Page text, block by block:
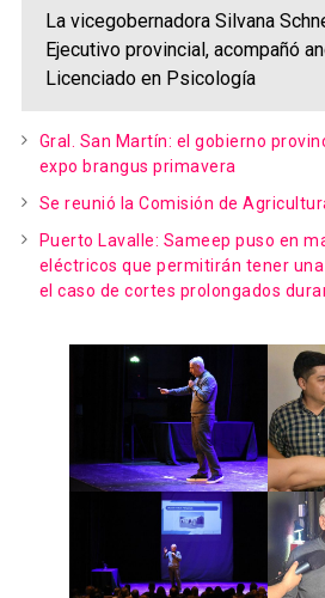
La vicegobernadora Silvana
Ejecutivo provincial, acompañó
Licenciado en Psicología
Gral. San Martín: el gobierno
expo brangus primavera
Se reunió la Comisión de
Puerto Lavalle: Sameep puso en
eléctricos que permitirán tener
el caso de cortes prolongados